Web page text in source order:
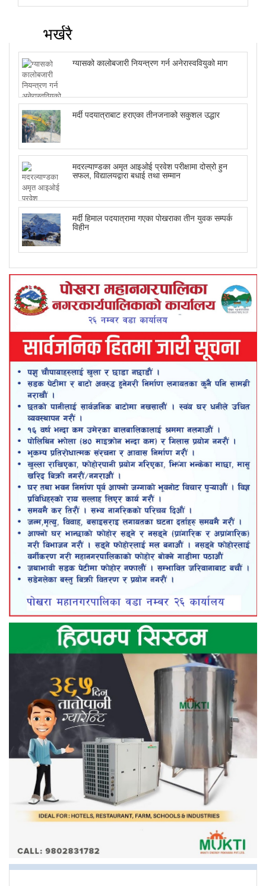
भर्खरै
ग्यासको कालोबजारी नियन्त्रण गर्न अनेरास्ववियुको माग
मर्दी पदयात्राबाट हराएका तीनजनाको सकुशल उद्धार
मदरल्याण्डका अमृत आइओई प्रवेश परीक्षामा दोस्रो हुन
सफल, विद्यालयद्वारा बधाई तथा सम्मान
मर्दी हिमाल पदयात्रामा गएका पोखराका तीन युवक सम्पर्क
विहीन